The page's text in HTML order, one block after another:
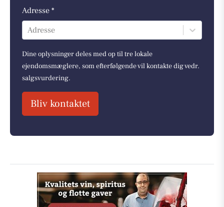
Adresse *
Adresse
Dine oplysninger deles med op til tre lokale
ejendomsmæglere, som efterfølgende vil kontakte dig vedr.
salgsvurdering.
Bliv kontaktet